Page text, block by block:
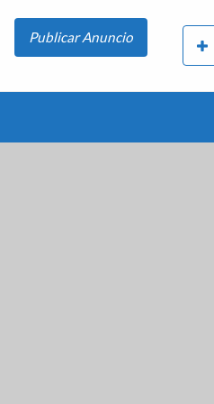
Publicar Anuncio